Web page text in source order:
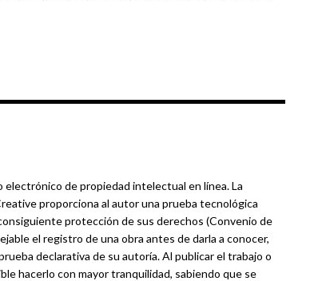
de propiedad intelectual en línea. La
proporciona al autor una prueba tecnológica
protección de sus derechos (Convenio de
el registro de una obra antes de darla a conocer,
declarativa de su autoría. Al publicar el trabajo o
hacerlo con mayor tranquilidad, sabiendo que se